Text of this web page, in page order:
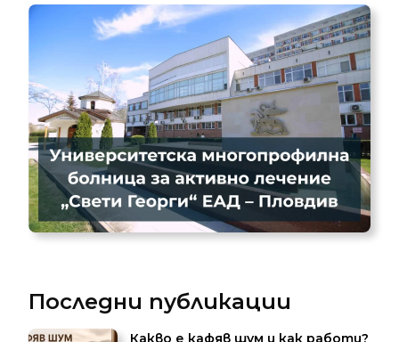
Последни публикации
Какво е кафяв шум и как работи?